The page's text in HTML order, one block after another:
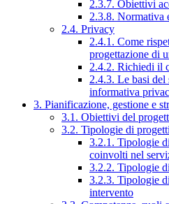
2.3.7. Obiettivi
2.3.8. Normativa
2.4. Privacy
2.4.1. Come
progettazione di
2.4.2. Richiedi il
2.4.3. Le basi del
informativa
3. Pianificazione, gestione e
3.1. Obiettivi del
3.2. Tipologie di progetti
3.2.1. Tipologie
coinvolti nel
3.2.2. Tipologie
3.2.3. Tipologie
intervento